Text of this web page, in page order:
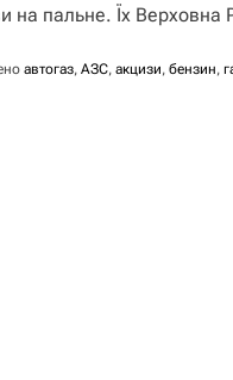
на пальне. Їх
автогаз, АЗС, акцизи, бензин,